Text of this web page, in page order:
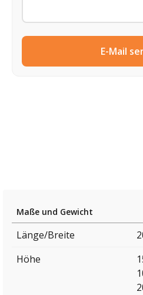
E-Mail
Maße und Gewicht
Länge/Breite
Höhe